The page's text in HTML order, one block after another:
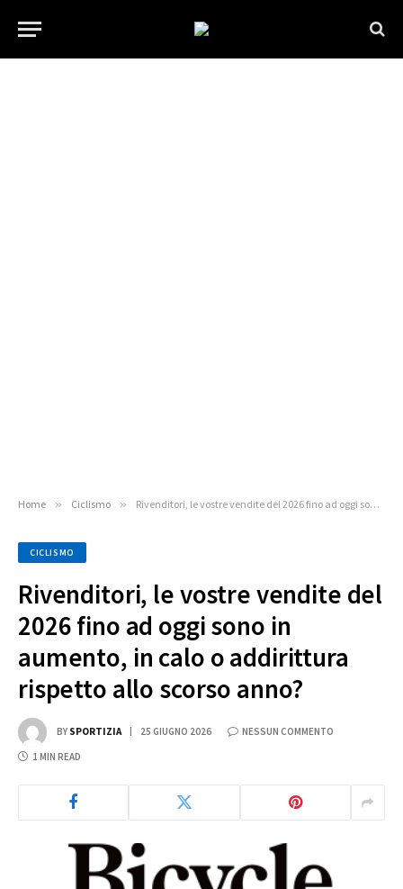
Home » Ciclismo » Rivenditori, le vostre vendite del 2026 fino ad oggi sono in aumento, in calo o addirittura rispetto allo scorso anno?
CICLISMO
Rivenditori, le vostre vendite del
2026 fino ad oggi sono in
aumento, in calo o addirittura
rispetto allo scorso anno?
BY SPORTIZIA 25 GIUGNO 2026 NESSUN COMMENTO
1 MIN READ